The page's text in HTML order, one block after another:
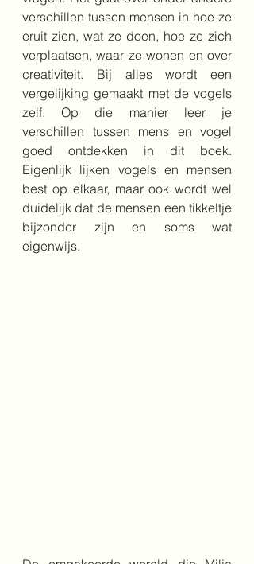
verschillen tussen mensen in hoe ze
eruit zien, wat ze doen, hoe ze zich
verplaatsen, waar ze wonen en over
creativiteit. Bij alles wordt een
vergelijking gemaakt met de vogels
zelf. Op die manier leer je
verschillen tussen mens en vogel
goed ontdekken in dit boek.
Eigenlijk lijken vogels en mensen
best op elkaar, maar ook wordt wel
duidelijk dat de mensen een tikkeltje
bijzonder zijn en soms wat
eigenwijs.